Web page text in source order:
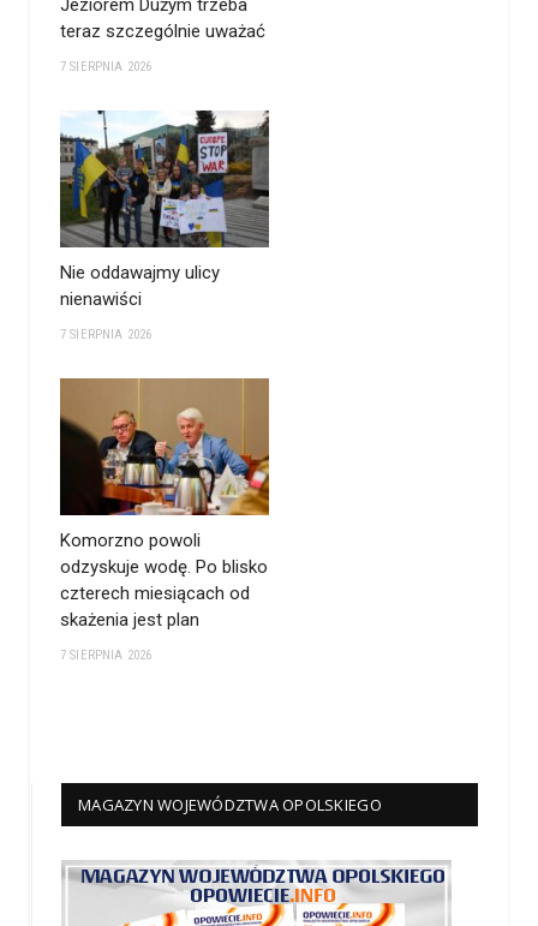
Jeziorem Dużym trzeba
teraz szczególnie uważać
7 SIERPNIA 2026
Nie oddawajmy ulicy
nienawiści
7 SIERPNIA 2026
Komorzno powoli
odzyskuje wodę. Po blisko
czterech miesiącach od
skażenia jest plan
7 SIERPNIA 2026
MAGAZYN WOJEWÓDZTWA OPOLSKIEGO